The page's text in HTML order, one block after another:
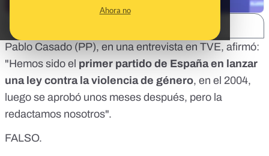
Ahora no
Pablo Casado (PP), en una entrevista en TVE, afirmó:
"Hemos sido el primer partido de España en lanzar
una ley contra la violencia de género, en el 2004,
luego se aprobó unos meses después, pero la
redactamos nosotros".
FALSO.